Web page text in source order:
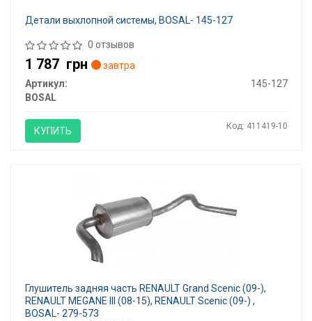
Детали выхлопной системы, BOSAL- 145-127
0 отзывов
1 787 грн
завтра
Артикул:
145-127
BOSAL
КУПИТЬ Код: 411419-10
Глушитель задняя часть RENAULT Grand Scenic (09-),
RENAULT MEGANE III (08-15), RENAULT Scenic (09-) ,
BOSAL- 279-573